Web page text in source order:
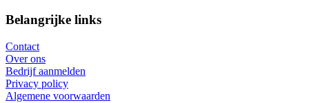
Belangrijke links
Contact
Over ons
Bedrijf aanmelden
Privacy policy
Algemene voorwaarden